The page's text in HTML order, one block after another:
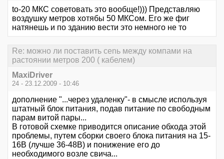
to-20 МКС советовать это вообще!))) Представляю
воздушку метров хотябы 50 МКСом. Его же фиг
натянешь и по зданию вести это немного не то
Re: можно ли поставить сеnь между компами на
растоянии метров 200 ( кабелем)
MaxiDriver
24 - 23.12.2009 - 10:46
дополнение "...через удаленку"- в смысле используя
штатный блок питания, подав питание по свободным
парам витой пары...
В готовой схемке приводится описание обхода этой
проблемы, путем сборки своего блока питания на 15-
16В (лучше 36-48В) и понижение его до
необходимого возле свича...